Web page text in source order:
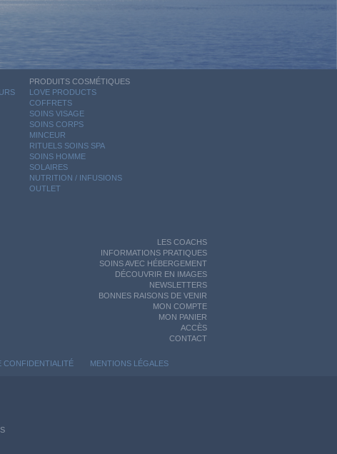
PRODUITS COSMÉTIQUES
LOVE PRODUCTS
COFFRETS
SOINS VISAGE
SOINS CORPS
MINCEUR
RITUELS SOINS SPA
SOINS HOMME
SOLAIRES
NUTRITION / INFUSIONS
OUTLET
LES COACHS
INFORMATIONS PRATIQUES
SOINS AVEC HÉBERGEMENT
DÉCOUVRIR EN IMAGES
NEWSLETTERS
BONNES RAISONS DE VENIR
MON COMPTE
MON PANIER
ACCÈS
CONTACT
CONFIDENTIALITÉ MENTIONS LÉGALES